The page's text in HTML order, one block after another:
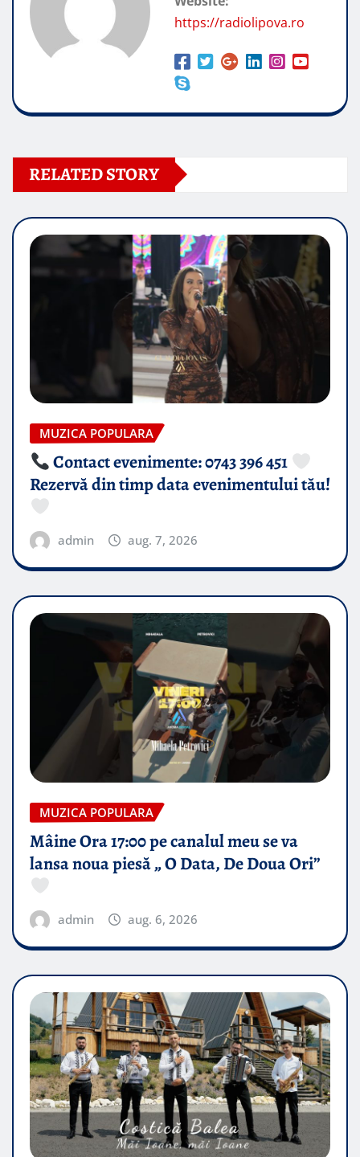
https://radiolipova.ro
RELATED STORY
MUZICA POPULARA
Contact evenimente: 0743 396 451
Rezervă din timp data evenimentului tău!
admin aug. 7, 2026
MUZICA POPULARA
Mâine Ora 17:00 pe canalul meu se va
lansa noua piesă „ O Data, De Doua Ori”
admin aug. 6, 2026